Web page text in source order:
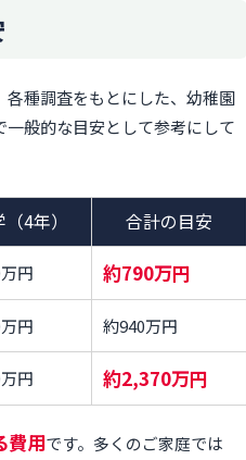
種調査をもとにした、幼稚園
般的な目安として参考にして
4年） 合計の目安
円 約790万円
円 約940万円
円 約2,370万円
費用です。多くのご家庭では